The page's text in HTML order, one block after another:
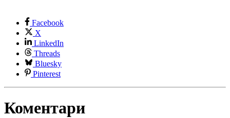
Facebook
X
LinkedIn
Threads
Bluesky
Pinterest
Коментари